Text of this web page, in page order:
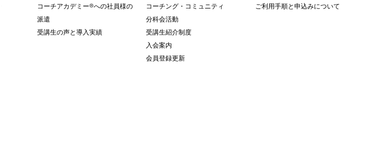
コーチアカデミー®への社員様の
派遣
受講生の声と導入実績
コーチング・コミュニティ
分科会活動
受講生紹介制度
入会案内
会員登録更新
ご利用手順と申込みについて